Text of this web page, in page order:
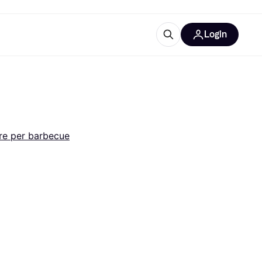
Login
per barbecue